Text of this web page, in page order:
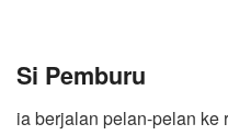
Si Pemburu
ia berjalan pelan-pelan ke